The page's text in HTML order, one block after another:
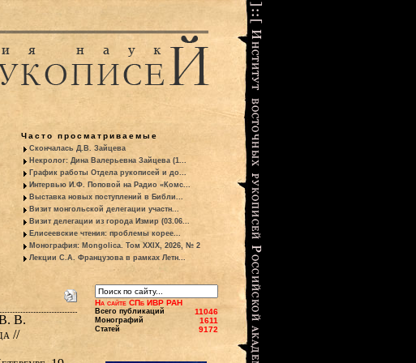
Часто просматриваемые
Скончалась Д.В. Зайцева
Некролог: Дина Валерьевна Зайцева (1...
График работы Отдела рукописей и до...
Интервью И.Ф. Поповой на Радио «Комс...
Выставка новых поступлений в Библи...
Визит монгольской делегации участн...
Визит делегации из города Измир (03.06...
Елисеевские чтения: проблемы корее...
Монография: Mongolica. Том XXIX, 2026, № 2
Лекции С.А. Французова в рамках Летн...
В.
//
На сайте СПб ИВР РАН
Всего публикаций 11046
Монографий 1611
Статей 9172